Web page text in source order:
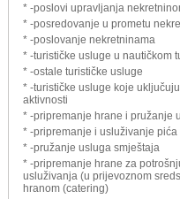
* -poslovi upravljanja
* -posredovanje u prometu
* -poslovanje nekretninama
* -turističke usluge u nautičkom
* -ostale turističke usluge
* -turističke usluge koje
aktivnosti
* -pripremanje hrane i pružanje
* -pripremanje i usluživanje pića
* -pružanje usluga smještaja
* -pripremanje hrane za
usluživanja (u prijevoznom
hranom (catering)